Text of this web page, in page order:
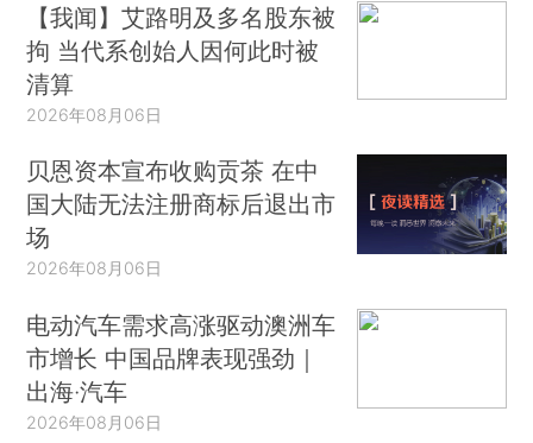
【我闻】艾路明及多名股东被
拘 当代系创始人因何此时被
清算
2026年08月06日
贝恩资本宣布收购贡茶 在中
国大陆无法注册商标后退出市
场
2026年08月06日
电动汽车需求高涨驱动澳洲车
市增长 中国品牌表现强劲｜
出海·汽车
2026年08月06日